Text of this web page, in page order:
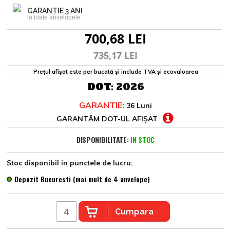
GARANTIE 3 ANI
la toate anvelopele
700,68 LEI
735,17 LEI
Prețul afișat este per bucată și include TVA și ecovaloarea
DOT: 2026
GARANTIE: 36 Luni
GARANTĂM DOT-UL AFIȘAT
DISPONIBILITATE: IN STOC
Stoc disponibil in punctele de lucru:
Depozit Bucuresti (mai mult de 4 anvelope)
Cumpara